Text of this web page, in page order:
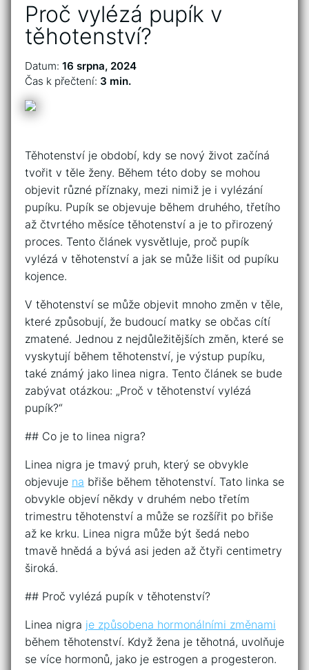
Proč vylézá pupík v
těhotenství?
Datum: 16 srpna, 2024
Čas k přečtení: 3 min.
Těhotenství je období, kdy se nový život začíná
tvořit v těle ženy. Během této doby se mohou
objevit různé příznaky, mezi nimiž je i vylézání
pupíku. Pupík se objevuje během druhého, třetího
až čtvrtého měsíce těhotenství a je to přirozený
proces. Tento článek vysvětluje, proč pupík
vylézá v těhotenství a jak se může lišit od pupíku
kojence.
V těhotenství se může objevit mnoho změn v těle,
které způsobují, že budoucí matky se občas cítí
zmatené. Jednou z nejdůležitějších změn, které se
vyskytují během těhotenství, je výstup pupíku,
také známý jako linea nigra. Tento článek se bude
zabývat otázkou: „Proč v těhotenství vylézá
pupík?“
## Co je to linea nigra?
Linea nigra je tmavý pruh, který se obvykle
objevuje na břiše během těhotenství. Tato linka se
obvykle objeví někdy v druhém nebo třetím
trimestru těhotenství a může se rozšířit po břiše
až ke krku. Linea nigra může být šedá nebo
tmavě hnědá a bývá asi jeden až čtyři centimetry
široká.
## Proč vylézá pupík v těhotenství?
Linea nigra je způsobena hormonálními změnami
během těhotenství. Když žena je těhotná, uvolňuje
se více hormonů, jako je estrogen a progesteron.